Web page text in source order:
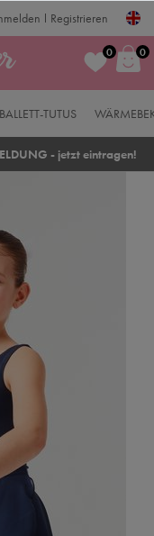
Registrieren
0 0
BALLETT-TUTUS
- jetzt eintragen!